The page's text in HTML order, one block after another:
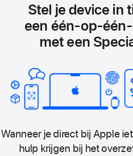
Stel je device in
een
met een
Wanneer je direct bij Apple
hulp krijgen bij het